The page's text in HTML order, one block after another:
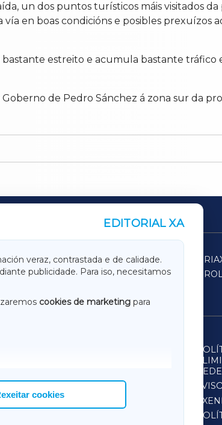
un dos puntos turísticos máis visitados
en boas condicións e posibles prexuízos
estreito e acumula bastante tráfico
de Pedro Sánchez á zona sur da
EDITORIAL XA
veraz, contrastada e de calidade.
publicidade. Para iso, necesitamos
cookies de marketing para
cookies
TERRACHAXA
ACORUÑAXA